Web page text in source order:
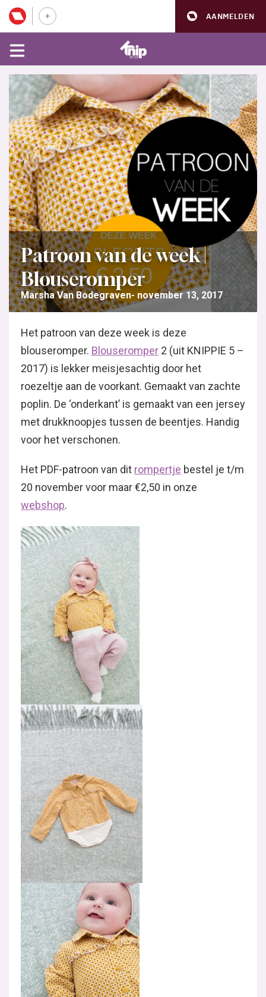
AANMELDEN
Patroon van de week |
Blouseromper
Marsha Van Bodegraven november 13, 2017
Het patroon van deze week is deze
blouseromper. Blouseromper 2 (uit KNIPPIE 5 –
2017) is lekker meisjesachtig door het
roezeltje aan de voorkant. Gemaakt van zachte
poplin. De ‘onderkant’ is gemaakt van een jersey
met drukknoopjes tussen de beentjes. Handig
voor het verschonen.
Het PDF-patroon van dit rompertje bestel je t/m
20 november voor maar €2,50 in onze
webshop.